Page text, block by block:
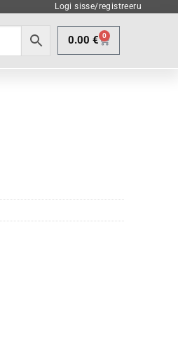
Logi sisse/registreeru
0.00 € 0